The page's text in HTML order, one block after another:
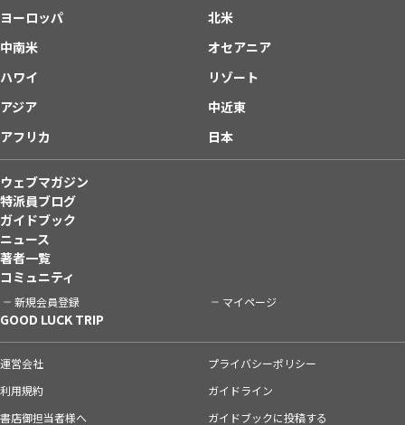
ヨーロッパ
北米
中南米
オセアニア
ハワイ
リゾート
アジア
中近東
アフリカ
日本
ウェブマガジン
特派員ブログ
ガイドブック
ニュース
著者一覧
コミュニティ
新規会員登録 マイページ
GOOD LUCK TRIP
運営会社
プライバシーポリシー
利用規約
ガイドライン
書店御担当者様へ
ガイドブックに投稿する